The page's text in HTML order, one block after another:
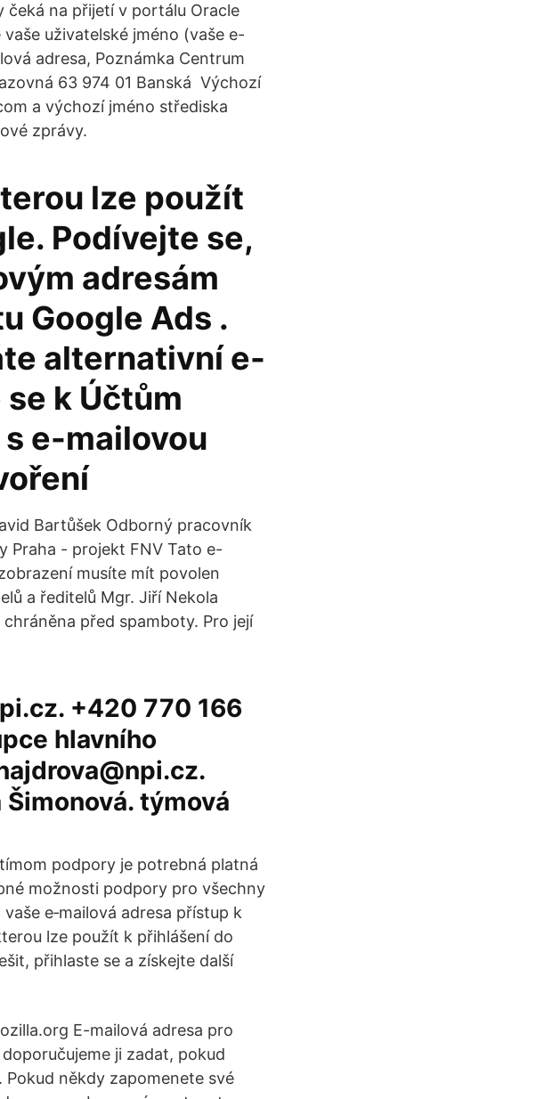
čeká na přijetí v portálu Oracle
uživatelské jméno (vaše e-
adresa, Poznámka Centrum
63 974 01 Banská Výchozí
a výchozí jméno střediska
zprávy.
lze použít
Podívejte se,
adresám
Google Ads .
alternativní e-
k Účtům
e-mailovou
Bartůšek Odborný pracovník
Praha - projekt FNV Tato e-
musíte mít povolen
a ředitelů Mgr. Jiří Nekola
před spamboty. Pro její
+420 770 166
hlavního
týmová
podpory je potrebná platná
možnosti podpory pro všechny
e‑mailová adresa přístup k
lze použít k přihlášení do
přihlaste se a získejte další
E-mailová adresa pro
ji zadat, pokud
někdy zapomenete své